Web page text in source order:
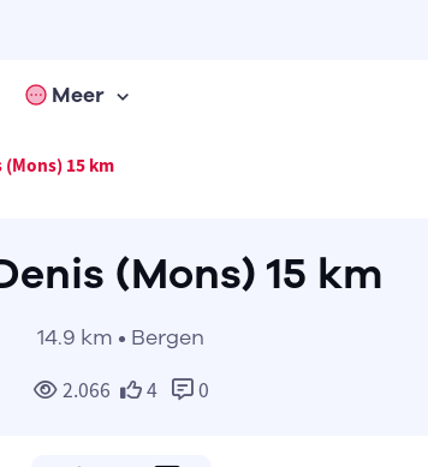
Meer
15 km
(Mons) 15 km
14.9 km • Bergen
2.066 4 0